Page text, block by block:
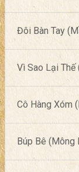
Đôi Bàn Tay
Vì Sao Lại Thế
Cô Hàng Xóm
Búp Bê (Mông